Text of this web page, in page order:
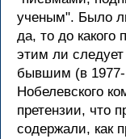
ученым". Было
да, то до какого
этим ли
бывшим (в 1977-
Нобелевского
претензии, что
содержали, как